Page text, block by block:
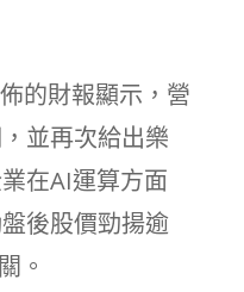
的財報顯示，營
並再次給出樂
在AI運算方面
後股價勁揚逾
。